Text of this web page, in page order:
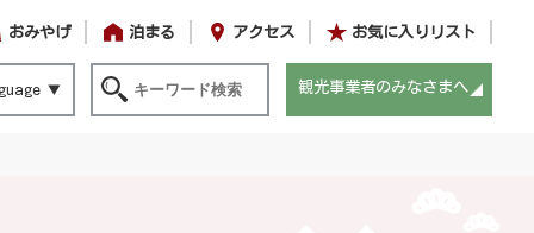
おみやげ 泊まる アクセス お気に入りリスト
観光事業者のみなさまへ